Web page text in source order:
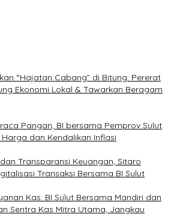
“Hajatan Cabang” di Bitung: Pererat
Ekonomi Lokal & Tawarkan Beragam
Pangan, BI bersama Pemprov Sulut
dan Kendalikan Inflasi
Transparansi Keuangan, Sitaro
Transaksi Bersama BI Sulut
Kas: BI Sulut Bersama Mandiri dan
Sentra Kas Mitra Utama, Jangkau